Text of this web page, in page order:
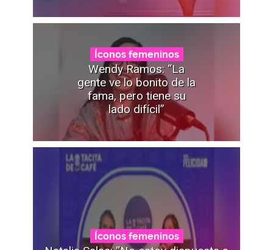
Íconos femeninos
Wendy Ramos: “La
gente ve lo bonito de la
fama, pero tiene su
lado difícil”
Íconos femeninos